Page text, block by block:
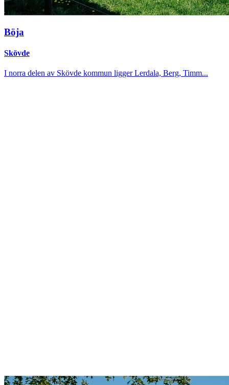
Böja
Skövde
I norra delen av Skövde kommun ligger Lerdala, Berg, Timm...